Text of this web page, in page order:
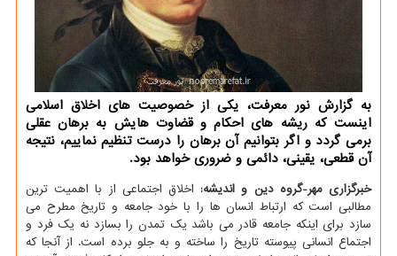
به گزارش نور معرفت، یکی از خصوصیت های اخلاق اسلامی
اینست که ریشه های احکام و قضاوت هایش به برهان عقلی
برمی گردد و اگر بتوانیم آن برهان را درست تنظیم نماییم، نتیجه
آن قطعی، یقینی، دائمی و ضروری خواهد بود.
خبرگزاری مهر-گروه دین و اندیشه: اخلاق اجتماعی از با اهمیت ترین
مطالبی است که ارتباط انسان ها را با خود جامعه و تاریخ مطرح می
سازد برای اینکه جامعه قادر می باشد یک تمدن را بسازد نه یک فرد و
اجتماع انسانی پیوسته تاریخ را ساخته و به جلو برده است. از آنجا که